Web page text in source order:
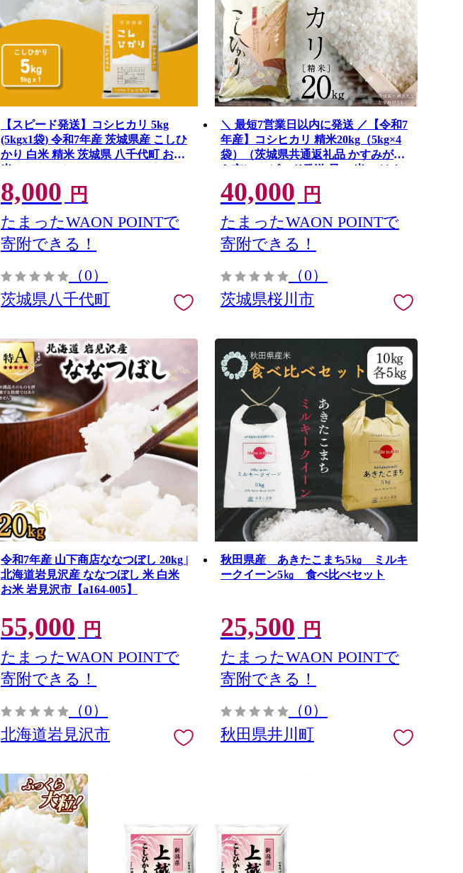
【スピード発送】コシヒカリ 5kg
(5kgx1袋) 令和7年産 茨城県産 こしひ
かり 白米 精米 茨城県 八千代町 お米
米 [RA086yai]
8,000 円
たまったWAON POINTで
寄附できる！
（0）
茨城県八千代町
＼ 最短7営業日以内に発送 ／【令和7
年産】コシヒカリ 精米20kg（5kg×4
袋）（茨城県共通返礼品 かすみがう
ら市） スピード発送 早い 米 ごはん
もっちり 甘い コメ お米 白米 銘柄米
[EX026sa]
40,000 円
たまったWAON POINTで
寄附できる！
（0）
茨城県桜川市
令和7年産 山下商店ななつぼし 20kg |
北海道岩見沢産 ななつぼし 米 白米
お米 岩見沢市【a164-005】
55,000 円
たまったWAON POINTで
寄附できる！
（0）
北海道岩見沢市
秋田県産 あきたこまち5㎏ ミルキ
ークイーン5㎏ 食べ比べセット
25,500 円
たまったWAON POINTで
寄附できる！
（0）
秋田県井川町